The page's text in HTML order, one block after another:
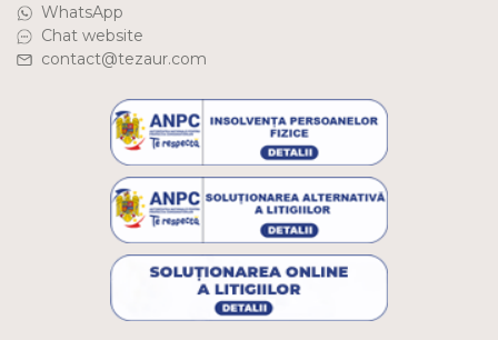
WhatsApp
Chat website
contact@tezaur.com